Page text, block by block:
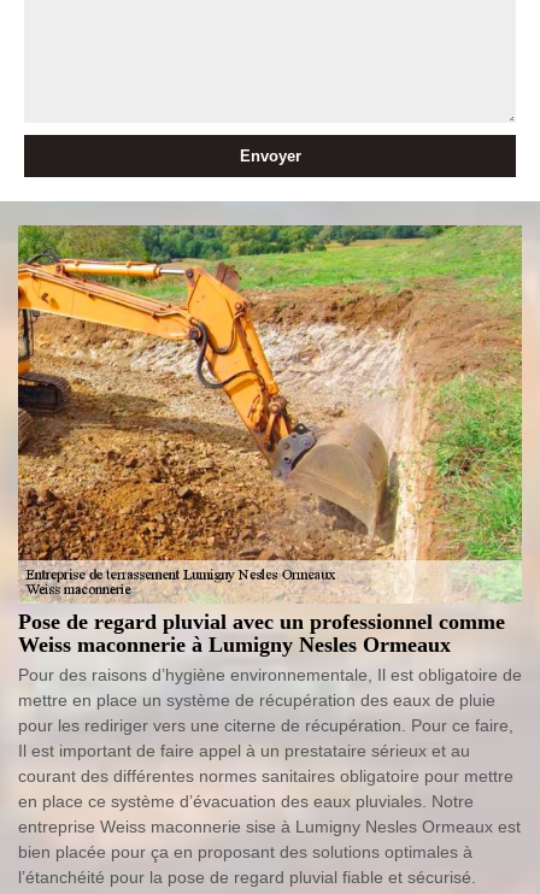
Pose de regard pluvial avec un professionnel comme
Weiss maconnerie à Lumigny Nesles Ormeaux
Pour des raisons d’hygiène environnementale, Il est obligatoire de
mettre en place un système de récupération des eaux de pluie
pour les rediriger vers une citerne de récupération. Pour ce faire,
Il est important de faire appel à un prestataire sérieux et au
courant des différentes normes sanitaires obligatoire pour mettre
en place ce système d’évacuation des eaux pluviales. Notre
entreprise Weiss maconnerie sise à Lumigny Nesles Ormeaux est
bien placée pour ça en proposant des solutions optimales à
l’étanchéité pour la pose de regard pluvial fiable et sécurisé.